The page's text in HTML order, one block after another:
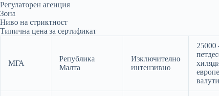
Регулаторен агенция
Зона
Ниво на стриктност
Типична цена за сертификат
МГА
Република
Малта
Изключително
интензивно
25000
валути